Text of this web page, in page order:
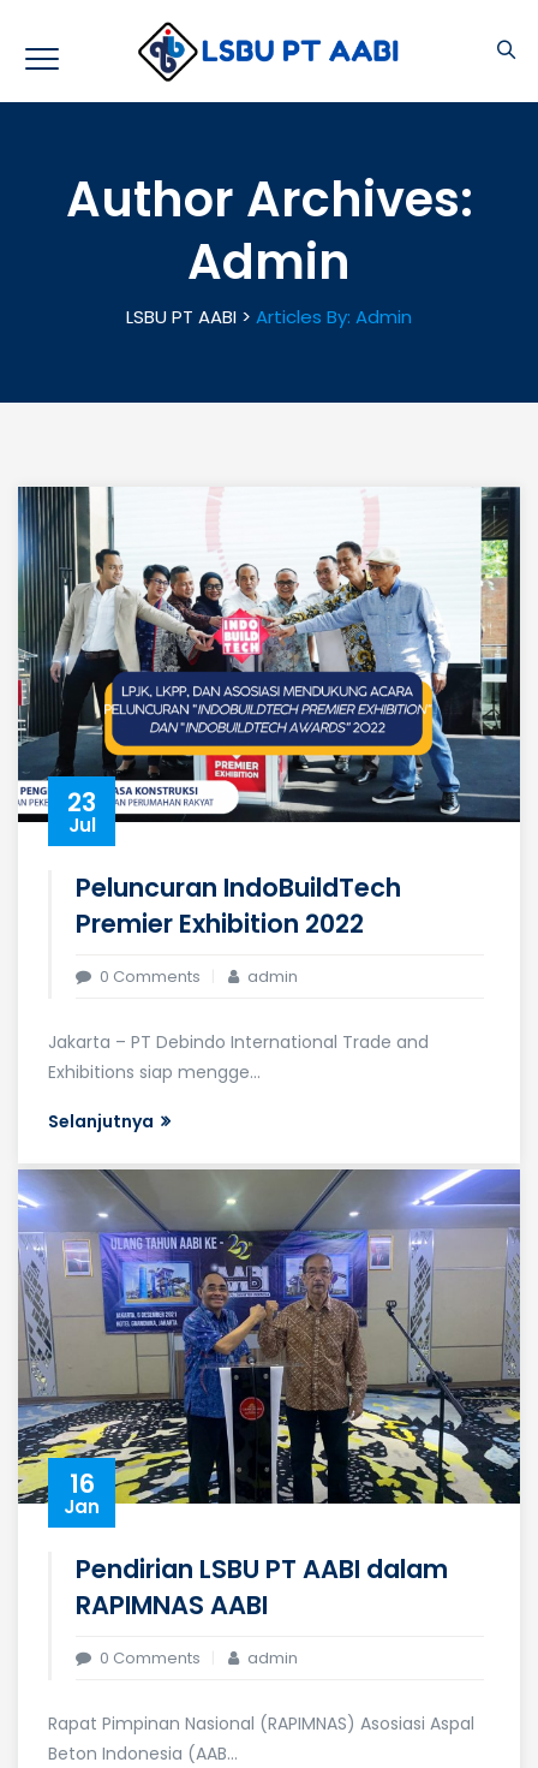
Author Archives:
Admin
LSBU PT AABI > Articles By: Admin
23
Jul
Peluncuran IndoBuildTech
Premier Exhibition 2022
0 Comments admin
Jakarta – PT Debindo International Trade and
Exhibitions siap mengge...
Selanjutnya
16
Jan
Pendirian LSBU PT AABI dalam
RAPIMNAS AABI
0 Comments admin
Rapat Pimpinan Nasional (RAPIMNAS) Asosiasi Aspal
Beton Indonesia (AAB...